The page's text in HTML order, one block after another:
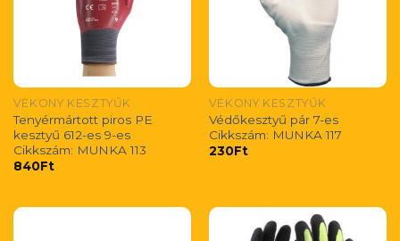
VÉKONY KESZTYŰK
Tenyérmártott piros PE
kesztyű 612-es 9-es
Cikkszám: MUNKA 113
840Ft
VÉKONY KESZTYŰK
Védőkesztyű pár 7-es
Cikkszám: MUNKA 117
230Ft